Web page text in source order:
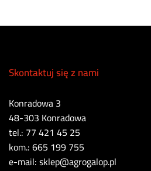
Skontaktuj się z nami
Konradowa 3
48-303 Konradowa
tel.: 77 421 45 25
kom.: 665 199 755
e-mail: sklep@agrogalop.pl